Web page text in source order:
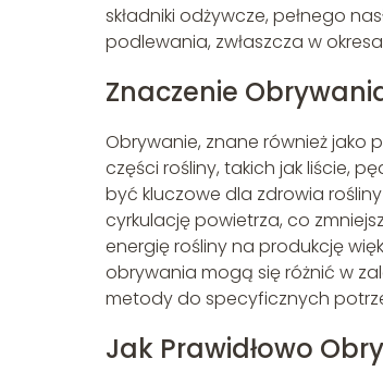
składniki odżywcze, pełnego
podlewania, zwłaszcza w
Znaczenie
Obrywanie, znane również
części rośliny, takich jak liście,
być kluczowe dla zdrowia
cyrkulację powietrza, co
energię rośliny na produkcję
obrywania mogą się różnić w
metody do specyficznych
Jak Prawidłowo